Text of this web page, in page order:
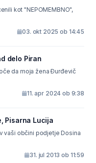
kot "NEPOMEMBNO",
03. okt 2025 ob 14:45
delo Piran
11. apr 2024 ob 9:38
Pisarna Lucija
vaši občini podjetje Dosina
31. jul 2013 ob 11:59